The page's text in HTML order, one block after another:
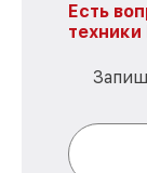
Есть
техники